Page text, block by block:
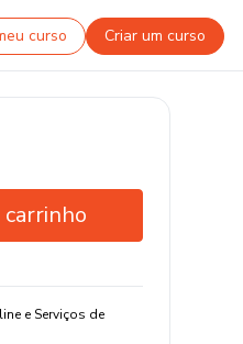
curso Criar um curso
carrinho
e em qualquer
e Serviços de